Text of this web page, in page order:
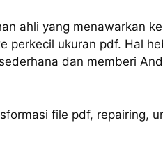
ahli yang menawarkan
perkecil ukuran pdf. Hal
dan memberi
file pdf, repairing,